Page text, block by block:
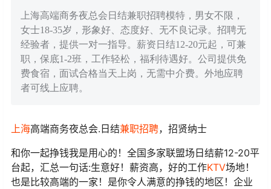
上海高端商务夜总会日结兼职招聘模特，男女不限，
女士18-35岁，形象好、态度好、无不良记录。招聘无
经验者，提供一对一指导。薪资日结12-20元起，可兼
职，保底1-2班，工作轻松，福利待遇好。公司提供免
费食宿，面试合格当天上岗，无需中介费。外地应聘
者可线上应聘。
上海高端商务夜总会.日结兼职招聘，招贤纳士
和你一起挣钱我是用心的！全国多家联盟场日结薪12-20平
台起，汇总一句话:生意好！薪资高，好的工作KTV场地！
也是比较高端的一家！是你令人满意的挣钱的地区！企业